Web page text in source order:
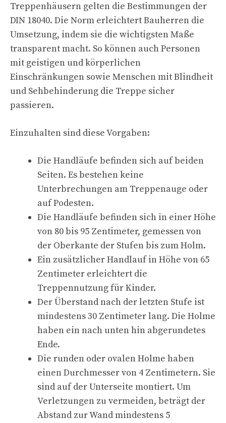
Treppenhäusern gelten die Bestimmungen der
DIN 18040. Die Norm erleichtert Bauherren die
Umsetzung, indem sie die wichtigsten Maße
transparent macht. So können auch Personen
mit geistigen und körperlichen
Einschränkungen sowie Menschen mit Blindheit
und Sehbehinderung die Treppe sicher
passieren.
Einzuhalten sind diese Vorgaben:
Die Handläufe befinden sich auf beiden
Seiten. Es bestehen keine
Unterbrechungen am Treppenauge oder
auf Podesten.
Die Handläufe befinden sich in einer Höhe
von 80 bis 95 Zentimeter, gemessen von
der Oberkante der Stufen bis zum Holm.
Ein zusätzlicher Handlauf in Höhe von 65
Zentimeter erleichtert die
Treppennutzung für Kinder.
Der Überstand nach der letzten Stufe ist
mindestens 30 Zentimeter lang. Die Holme
haben ein nach unten hin abgerundetes
Ende.
Die runden oder ovalen Holme haben
einen Durchmesser von 4 Zentimetern. Sie
sind auf der Unterseite montiert. Um
Verletzungen zu vermeiden, beträgt der
Abstand zur Wand mindestens 5